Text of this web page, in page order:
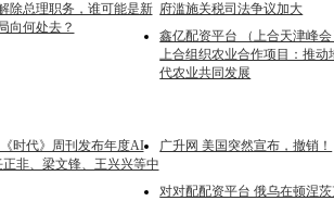
除总理职务，谁可能是新
向何处去？
府滥施关税司法争议加大
鑫亿配资平台 （上合天津峰
上合组织农业合作项目：推动
代农业共同发展
时代》周刊发布年度AI
正非、梁文锋、王兴兴等中
广升网 美国突然宣布，撤销！
对对配配资平台 俄乌在顿涅